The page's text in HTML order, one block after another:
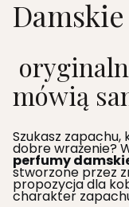
Damskie
mówią
Szukasz
dobre wrażenie?
perfumy
stworzone przez
propozycja dla
charakter